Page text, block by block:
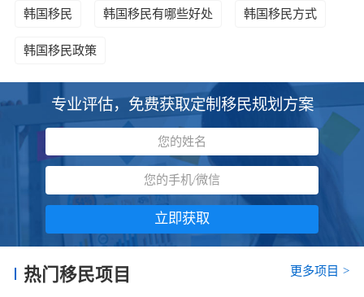
韩国移民 韩国移民有哪些好处 韩国移民方式
韩国移民政策
专业评估，免费获取定制移民规划方案
立即获取
热门移民项目 更多项目 >